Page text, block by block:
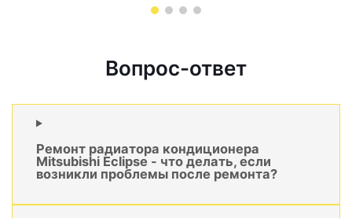
Вопрос-ответ
Ремонт радиатора кондиционера
Mitsubishi Eclipse - что делать, если
возникли проблемы после ремонта?